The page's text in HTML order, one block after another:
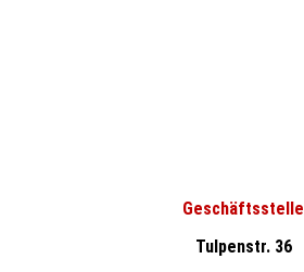
Geschäftsstelle
Tulpenstr. 36